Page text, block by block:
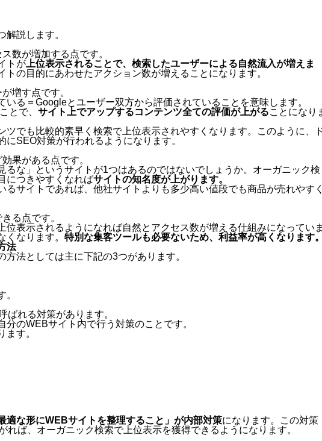
解説します。
数が増加する点です。
トが上位表示されることで、検索したユーザーによる自然流入が増えま
トの目的にあわせたアクション数が増えることになります。
増す点です。
る＝Googleとユーザー双方から評価されていることを意味します。
とで、 サイト上でアップするコンテンツ全ての評価が上がることになり
ツでも比較的素早く検索で上位表示されやすくなります。このように、
SEO対策が行われるようになります。
果がある点です。
るな」というサイトが1つはあるのではないでしょうか。オーガニック検
につきやすくなればサイトの知名度が上がります。
るサイトであれば、他社サイトよりも多少高い値段でも商品が売れやす
る点です。
位表示されるようになれば自然とアクセス数が増える仕組みになってい
なります。 特別な集客ツールも必要ないため、利益率が高くなります
法
法としては主に下記の3つがあります。
。
ばれる対策があります。
のWEBサイト内で行う対策のことです。
ます。
適な形にWEBサイトを整理すること」が内部対策になります。この対策
れば、オーガニック検索で上位表示を獲得できるようになります。